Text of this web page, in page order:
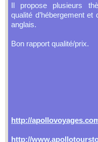
Il propose plusieurs
qualité d’hébergement
anglais.
Bon rapport qualité/prix.
http://
http://